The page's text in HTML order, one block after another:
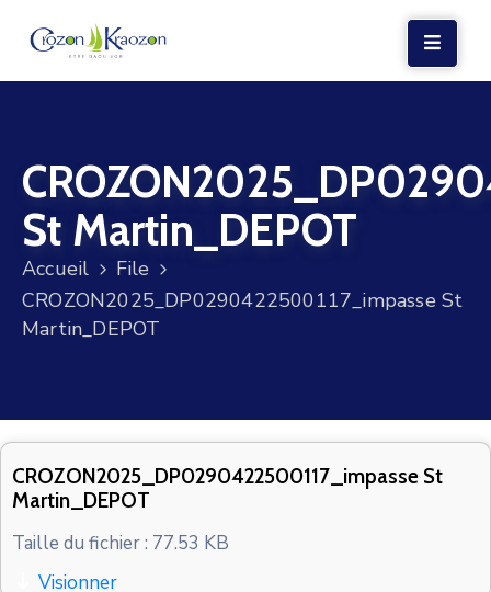
VIE
LOCALE
VIE
SOCIALE
TERRE
VOS
CONTACT
St Martin_DEPOT
Accueil
File
CROZON2025_DP0290422500117_impasse St
Martin_DEPOT
CROZON2025_DP0290422500117_impasse St
Martin_DEPOT
Taille du fichier : 77.53 KB
Visionner